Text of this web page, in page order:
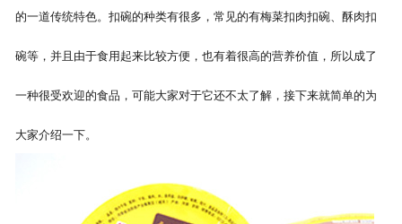
的一道传统特色。扣碗的种类有很多，常见的有梅菜扣肉扣碗、酥肉扣
碗等，并且由于食用起来比较方便，也有着很高的营养价值，所以成了
一种很受欢迎的食品，可能大家对于它还不太了解，接下来就简单的为
大家介绍一下。